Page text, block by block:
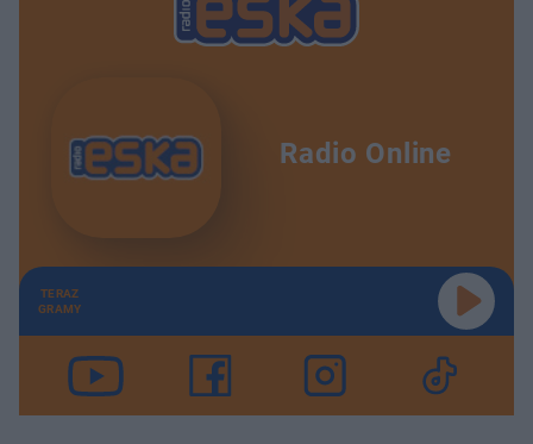
Radio Online
TERAZ
GRAMY